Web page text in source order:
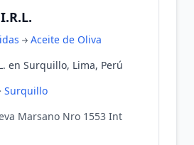
Aceite de Oliva
en Surquillo, Lima, Perú
Surquillo
Marsano Nro 1553 Int